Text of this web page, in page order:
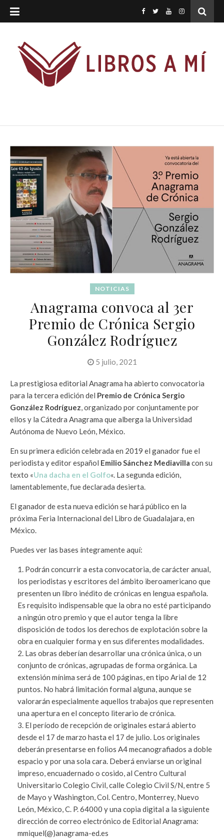
NOTICIAS
Anagrama convoca al 3er
Premio de Crónica Sergio
González Rodríguez
5 julio, 2021
La prestigiosa editorial Anagrama ha abierto convocatoria
para la tercera edición del Premio de Crónica Sergio
González Rodríguez, organizado por conjuntamente por
ellos y la Cátedra Anagrama que alberga la Universidad
Autónoma de Nuevo León, México.
En su primera edición celebrada en 2019 el ganador fue el
periodista y editor español Emilio Sánchez Mediavilla con su
texto «Una dacha en el Golfo«. La segunda edición,
lamentablemente, fue declarada desierta.
El ganador de esta nueva edición se hará público en la
próxima Feria Internacional del Libro de Guadalajara, en
México.
Puedes ver las bases íntegramente aquí:
Podrán concurrir a esta convocatoria, de carácter anual,
los periodistas y escritores del ámbito iberoamericano que
presenten un libro inédito de crónicas en lengua española.
Es requisito indispensable que la obra no esté participando
a ningún otro premio y que el autor tenga la libre
disposición de todos los derechos de explotación sobre la
obra en cualquier forma y en sus diferentes modalidades.
Las obras deberían desarrollar una crónica única, o un
conjunto de crónicas, agrupadas de forma orgánica. La
extensión mínima será de 100 páginas, en tipo Arial de 12
puntos. No habrá limitación formal alguna, aunque se
valorarán especialmente aquellos trabajos que representen
una apertura en el concepto literario de crónica.
El período de recepción de originales estará abierto
desde el 17 de marzo hasta el 17 de julio. Los originales
deberán presentarse en folios A4 mecanografiados a doble
espacio y por una sola cara. Deberá enviarse un original
impreso, encuadernado o cosido, al Centro Cultural
Universitario Colegio Civil, calle Colegio Civil S/N, entre 5
de Mayo y Washington, Col. Centro, Monterrey, Nuevo
León, México, C. P. 64000 y una copia digital a la siguiente
dirección de correo electrónico de Editorial Anagrama:
mmiquel(@)anagrama-ed.es